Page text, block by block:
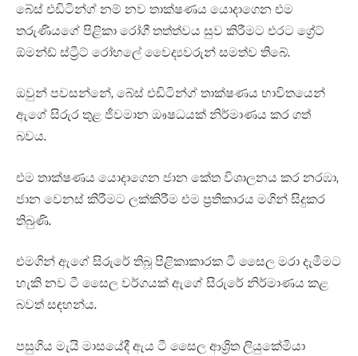
බේස් එඩිටින්ග් නම් නව තාක්ෂණය යොදාගෙන එම
තරුණියගේ පිළිකා රෝගී තත්ත්වය සුව කිරීමට එරට ග්‍රේට්
ඕමන්ඩ් ස්ට්‍රීට් රෝහලේ වෛද්‍යවරුන් සමත්ව තිබේ.
ඔවුන් පවසන්නේ, බේස් එඩිටින්ග් තාක්ෂණය භාවිතයෙන්
ඇගේ සිරුර තුළ ජීවමාන ඖෂධයක් නිර්මාණය කර ගත්
බවය.
එම තාක්ෂණය යොදාගෙන ජාන කේත විශාලනය කර නරඹා,
ජාන වෙනස් කිරීමට ලක්කිරීම එම ප්‍රතිකාරය මගින් සිදුකර
තිබුණි.
එමගින් ඇගේ සිරුරේ තිබූ පිළිකාකාරක ටී සෛල මරා දැමීමට
හැකි නව ටී සෛල වර්ගයක් ඇගේ සිරුරේ නිර්මාණය කළ
බවත් සඳහන්ය.
පසුගිය මැයි මාසයේදී ඇය ටී සෛල ආශ්‍රිත ලියුකේමියා